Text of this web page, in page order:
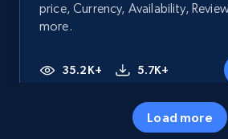
price, Currency, Availability,
more.
35.2K+ 5.7K+
Load more